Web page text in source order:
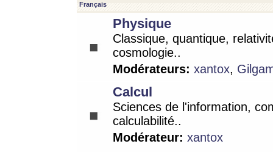
Français
Physique
Classique, quantique,
cosmologie..
Modérateurs: xantox,
Calcul
Sciences de l'information,
calculabilité..
Modérateur: xantox